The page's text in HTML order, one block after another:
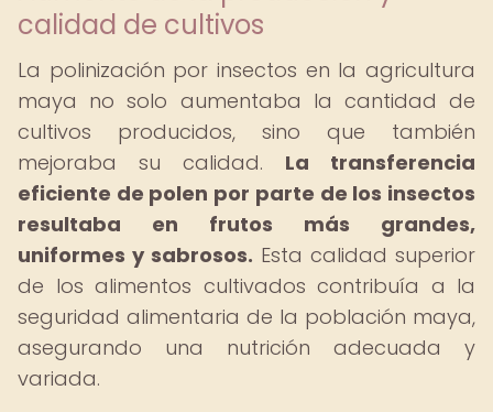
calidad de cultivos
La polinización por insectos en la agricultura
maya no solo aumentaba la cantidad de
cultivos producidos, sino que también
mejoraba su calidad. La transferencia
eficiente de polen por parte de los insectos
resultaba en frutos más grandes,
uniformes y sabrosos. Esta calidad superior
de los alimentos cultivados contribuía a la
seguridad alimentaria de la población maya,
asegurando una nutrición adecuada y
variada.